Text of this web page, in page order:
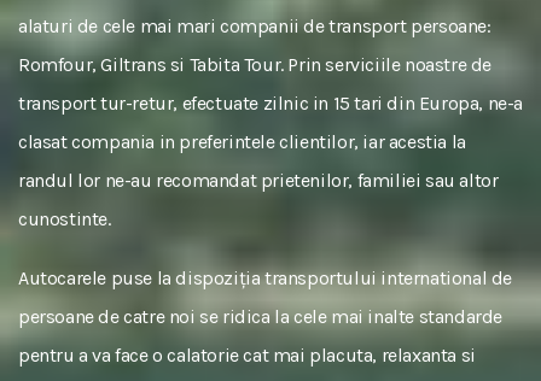
alaturi de cele mai mari companii de transport persoane:
Romfour, Giltrans si Tabita Tour. Prin serviciile noastre de
transport tur-retur, efectuate zilnic in 15 tari din Europa, ne-a
clasat compania in preferintele clientilor, iar acestia la
randul lor ne-au recomandat prietenilor, familiei sau altor
cunostinte.
Autocarele puse la dispoziția transportului international de
persoane de catre noi se ridica la cele mai inalte standarde
pentru a va face o calatorie cat mai placuta, relaxanta si